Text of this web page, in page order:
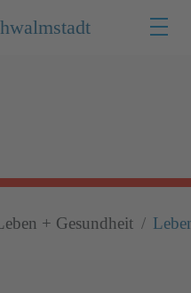
öffnen
+ Gesundheit